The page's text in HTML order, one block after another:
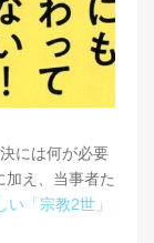
には何が必要
え、当事者た
「宗教2世」